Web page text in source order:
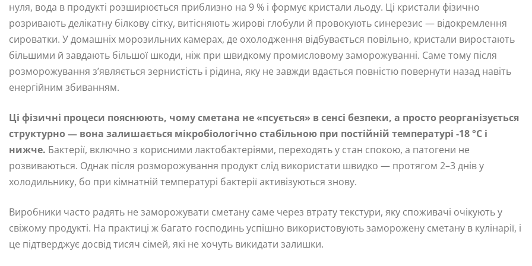
нуля, вода в продукті розширюється приблизно на 9 % і формує кристали льоду. Ці кристали фізично
розривають делікатну білкову сітку, витісняють жирові глобули й провокують синерезис — відокремлення
сироватки. У домашніх морозильних камерах, де охолодження відбувається повільно, кристали виростають
більшими й завдають більшої шкоди, ніж при швидкому промисловому заморожуванні. Саме тому після
розморожування з’являється зернистість і рідина, яку не завжди вдається повністю повернути назад навіть
енергійним збиванням.
Ці фізичні процеси пояснюють, чому сметана не «псується» в сенсі безпеки, а просто реорганізується
структурно — вона залишається мікробіологічно стабільною при постійній температурі -18 °C і
нижче. Бактерії, включно з корисними лактобактеріями, переходять у стан спокою, а патогени не
розвиваються. Однак після розморожування продукт слід використати швидко — протягом 2–3 днів у
холодильнику, бо при кімнатній температурі бактерії активізуються знову.
Виробники часто радять не заморожувати сметану саме через втрату текстури, яку споживачі очікують у
свіжому продукті. На практиці ж багато господинь успішно використовують заморожену сметану в кулінарії, і
це підтверджує досвід тисяч сімей, які не хочуть викидати залишки.